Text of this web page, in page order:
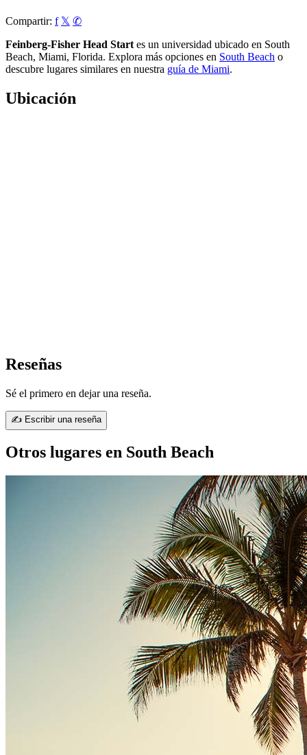
Compartir: f 𝕏 ✆
Feinberg-Fisher Head Start es un universidad ubicado en South
Beach, Miami, Florida. Explora más opciones en South Beach o
descubre lugares similares en nuestra guía de Miami.
Ubicación
Reseñas
Sé el primero en dejar una reseña.
✍ Escribir una reseña
Otros lugares en South Beach